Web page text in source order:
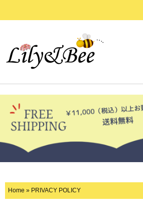
SHOPPING
ABOUT
CONTACT
Home »PRIVACY POLICY